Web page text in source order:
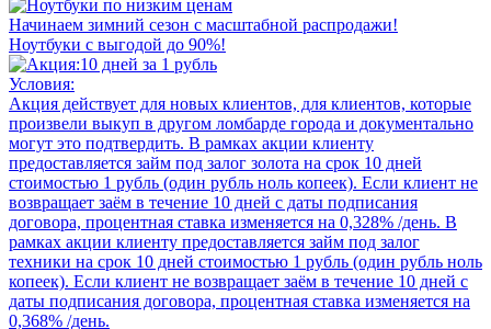
Начинаем зимний сезон с масштабной распродажи!
Ноутбуки с выгодой до 90%!
Условия:
Акция действует для новых клиентов, для клиентов, которые
произвели выкуп в другом ломбарде города и документально
могут это подтвердить. В рамках акции клиенту
предоставляется займ под залог золота на срок 10 дней
стоимостью 1 рубль (один рубль ноль копеек). Если клиент не
возвращает заём в течение 10 дней с даты подписания
договора, процентная ставка изменяется на 0,328% /день. В
рамках акции клиенту предоставляется займ под залог
техники на срок 10 дней стоимостью 1 рубль (один рубль ноль
копеек). Если клиент не возвращает заём в течение 10 дней с
даты подписания договора, процентная ставка изменяется на
0,368% /день.